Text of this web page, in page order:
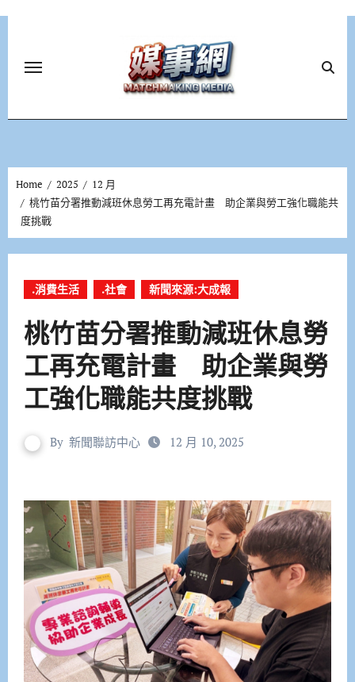
Home 2025
12 月
桃竹苗分署推動減班休息勞工再充電計畫 助企業與勞工強化職能共
度挑戰
.消費生活 .社會 新聞來源:大成報
桃竹苗分署推動減班休息勞
工再充電計畫 助企業與勞
工強化職能共度挑戰
By 新聞聯訪中心 12 月 10, 2025